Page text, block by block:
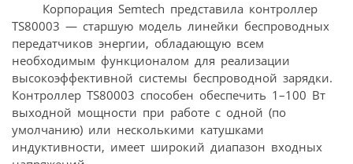
Корпорация Semtech представила контроллер
TS80003 — старшую модель линейки беспроводных
передатчиков энергии, обладающую всем
необходимым функционалом для реализации
высокоэффективной системы беспроводной зарядки.
Контроллер TS80003 способен обеспечить 1–100 Вт
выходной мощности при работе с одной (по
умолчанию) или несколькими катушками
индуктивности, имеет широкий диапазон входных